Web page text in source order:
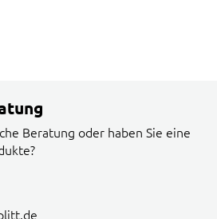
Beratung oder haben Sie eine